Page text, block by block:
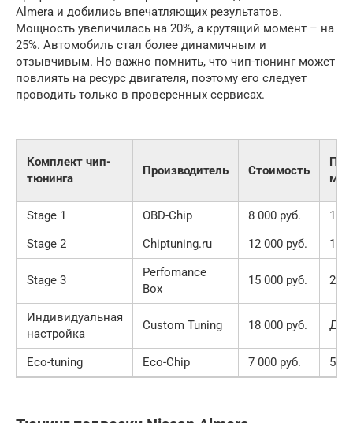
Almera и добились впечатляющих результатов.
Мощность увеличилась на 20%, а крутящий момент – на
25%. Автомобиль стал более динамичным и
отзывчивым. Но важно помнить, что чип-тюнинг может
повлиять на ресурс двигателя, поэтому его следует
проводить только в проверенных сервисах.
Комплект чип-
тюнинга
Производитель Стоимость
Stage 1 OBD-Chip 8 000 руб.
10-
Stage 2
Chiptuning.ru 12 000 руб. 15-
Stage 3
Perfomance
Box
15 000 руб. 20-
Индивидуальная
настройка
Custom Tuning 18 000 руб. До
Eco-tuning Eco-Chip 7 000 руб. 5-